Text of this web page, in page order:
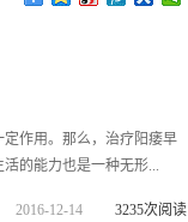
作用。那么，治疗阳痿早
的能力也是一种无形...
2016-12-14 3235次阅读